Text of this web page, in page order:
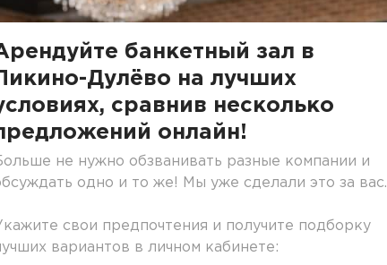
банкетный зал в
Дулёво на лучших
сравнив несколько
онлайн!
не нужно обзванивать разные компании и
одно и то же! Мы уже сделали это за вас.
свои предпочтения и получите подборку
вариантов в личном кабинете: